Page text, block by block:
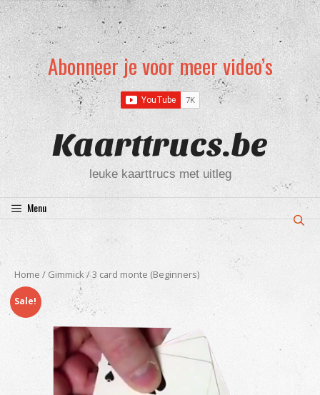
Ga
naar
de
inhoud
Abonneer je voor meer video’s
Kaarttrucs.be
leuke kaarttrucs met uitleg
Menu
Home / Gimmick/ 3 card monte (Beginners)
Sale!